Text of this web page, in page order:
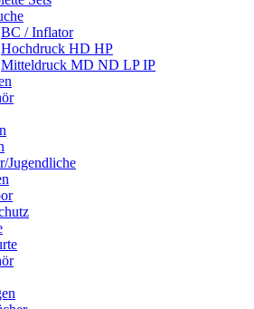
BC / Inflator
Hochdruck HD HP
Mitteldruck MD ND LP IP
Jugendliche